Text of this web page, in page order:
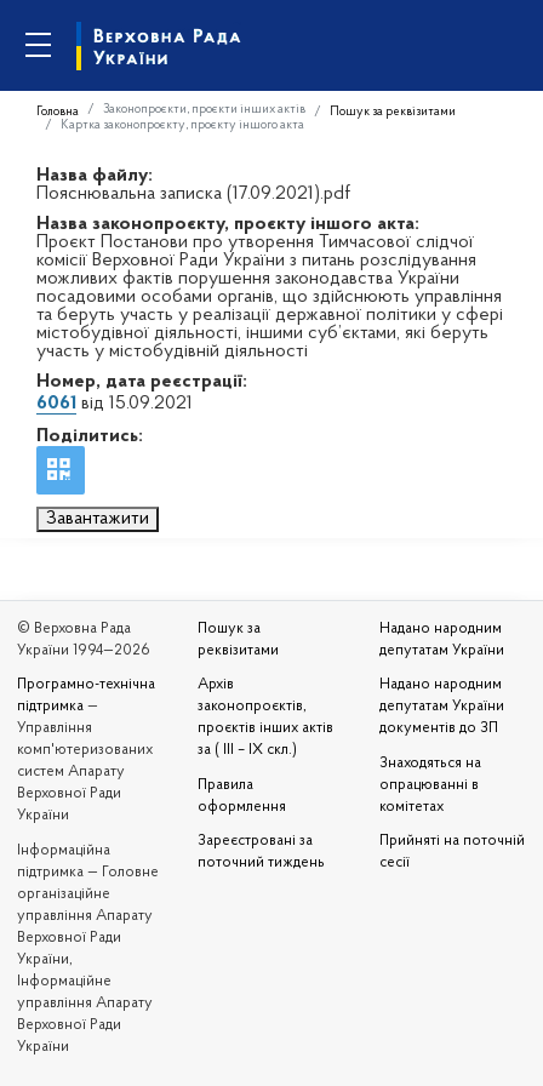
Головна Законопроєкти, проєкти інших актів
Пошук за реквізитами
Картка законопроєкту, проєкту іншого акта
Назва файлу:
Пояснювальна записка (17.09.2021).pdf
Назва законопроєкту, проєкту іншого акта:
Проєкт Постанови про утворення Тимчасової слідчої
комісії Верховної Ради України з питань розслідування
можливих фактів порушення законодавства України
посадовими особами органів, що здійснюють управління
та беруть участь у реалізації державної політики у сфері
містобудівної діяльності, іншими суб’єктами, які беруть
участь у містобудівній діяльності
Номер, дата реєстрації:
6061 від 15.09.2021
Поділитись:
Завантажити
© Верховна Рада
України 1994—2026
Програмно-технічна
підтримка —
Управління
комп'ютеризованих
систем Апарату
Верховної Ради
України
Iнформаційна
підтримка — Головне
організаційне
управління Апарату
Верховної Ради
України,
Інформаційне
управління Апарату
Верховної Ради
України
Пошук за
реквізитами
Архів
законопроєктів,
проєктів інших актів
за ( III – IX скл.)
Правила
оформлення
Зареєстровані за
поточний тиждень
Надано народним
депутатам України
Надано народним
депутатам України
документів до ЗП
Знаходяться на
опрацюванні в
комітетах
Прийняті на поточній
сесії